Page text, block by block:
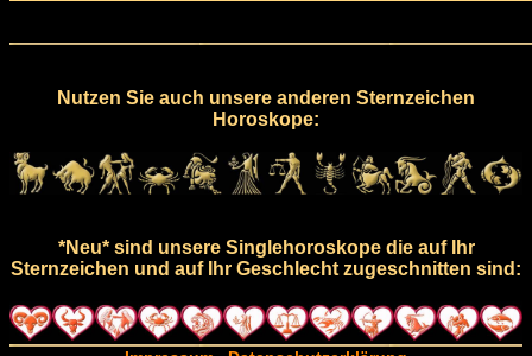
Nutzen Sie auch unsere anderen Sternzeichen
Horoskope:
*Neu* sind unsere Singlehoroskope die auf Ihr
Sternzeichen und auf Ihr Geschlecht zugeschnitten sind: